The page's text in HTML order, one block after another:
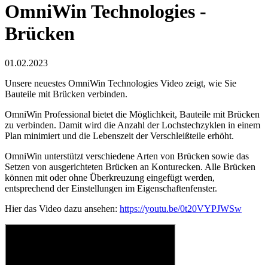
OmniWin Technologies -
Brücken
01.02.2023
Unsere neuestes OmniWin Technologies Video zeigt, wie Sie
Bauteile mit Brücken verbinden.
OmniWin Professional bietet die Möglichkeit, Bauteile mit Brücken
zu verbinden. Damit wird die Anzahl der Lochstechzyklen in einem
Plan minimiert und die Lebenszeit der Verschleißteile erhöht.
OmniWin unterstützt verschiedene Arten von Brücken sowie das
Setzen von ausgerichteten Brücken an Konturecken. Alle Brücken
können mit oder ohne Überkreuzung eingefügt werden,
entsprechend der Einstellungen im Eigenschaftenfenster.
Hier das Video dazu ansehen: https://youtu.be/0t20VYPJWSw